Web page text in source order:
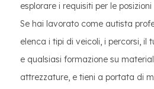
esplorare i requisiti per le
Se hai lavorato come autista
elenca i tipi di veicoli, i percorsi, il
e qualsiasi formazione su
attrezzature, e tieni a portata di